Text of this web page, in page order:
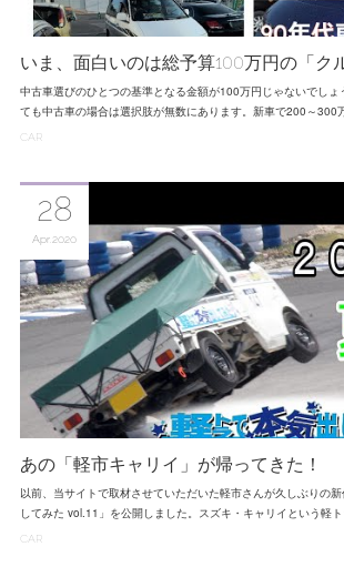
いま、面白いのは総予算100万円の「ク
中古車選びのひとつの基準となる金額が100万円じゃないでし
ても中古車の場合は選択肢が無数にあります。新車で200～
CAR
あの「軽市キャリイ」が帰ってきた！
以前、当サイトで取材させていただいた軽市さんが久しぶりの
してみた vol.11」を公開しました。スズキ・キャリイという軽
28
Apr 2020
CAR